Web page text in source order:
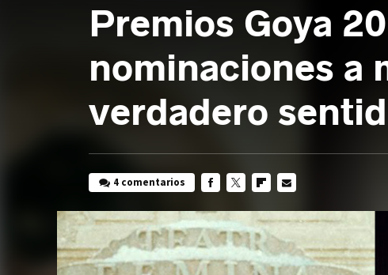
Premios Goya
nominaciones a
verdadero
4 comentarios
MAIL